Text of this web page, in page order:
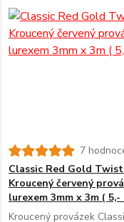
7
Classic Red Gold Twist
Kroucený červený
lurexem 3mm x 3m ( 5,-
Kroucený provázek